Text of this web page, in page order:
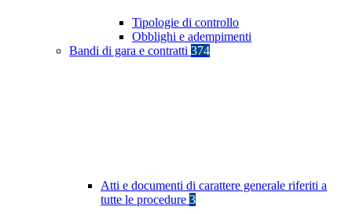
Tipologie di controllo
Obblighi e adempimenti
Bandi di gara e contratti 374
Atti e documenti di carattere generale riferiti a
tutte le procedure 3